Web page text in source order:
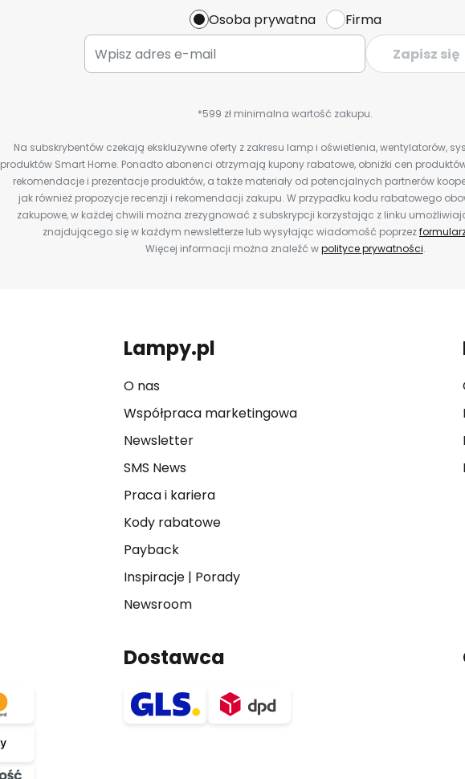
Osoba prywatna
Firma
Zapisz się
*599 zł minimalna wartość zakupu.
Na subskrybentów czekają ekskluzywne oferty z zakresu lamp i oświetlenia, wentylatorów,
produktów Smart Home. Ponadto abonenci otrzymają kupony rabatowe, obniżki cen
rekomendacje i prezentacje produktów, a także materiały od potencjalnych partnerów
jak również propozycje recenzji i rekomendacji zakupu. W przypadku kodu rabatowego
zakupowe, w każdej chwili można zrezygnować z subskrypcji korzystając z linku
znajdującego się w każdym newsletterze lub wysyłając wiadomość poprzez
Więcej informacji można znaleźć wpolityce prywatności.
Lampy.pl
O nas
Współpraca marketingowa
Newsletter
SMS News
Praca i kariera
Kody rabatowe
Payback
Inspiracje| Porady
Newsroom
Dostawca